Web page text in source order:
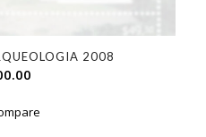
2008